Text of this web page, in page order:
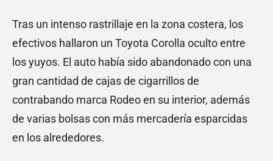
Tras un intenso rastrillaje en la zona costera, los
efectivos hallaron un Toyota Corolla oculto entre
los yuyos. El auto había sido abandonado con una
gran cantidad de cajas de cigarrillos de
contrabando marca Rodeo en su interior, además
de varias bolsas con más mercadería esparcidas
en los alrededores.